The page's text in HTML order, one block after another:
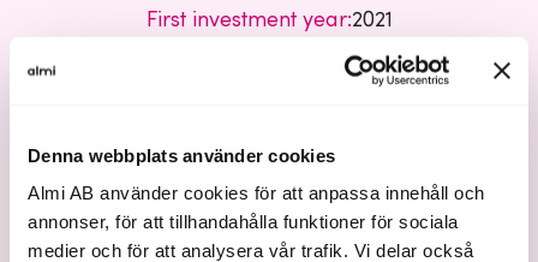
Denna webbplats använder cookies
Almi AB använder cookies för att anpassa innehåll och
annonser, för att tillhandahålla funktioner för sociala
medier och för att analysera vår trafik. Vi delar också
First investment year:2021
AlixLabs